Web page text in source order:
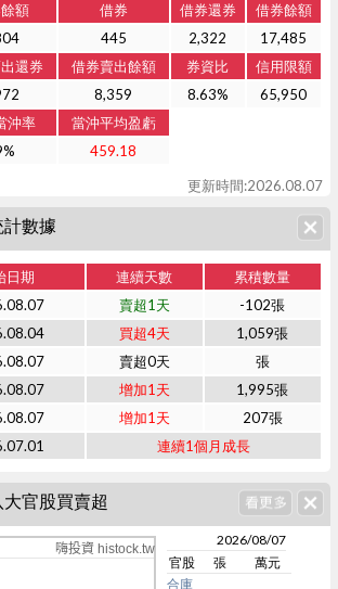
額 借券 借券還券
借券餘額
445 2,322
17,485
還券 借券賣出餘額 券資比
信用限額
8,359 8.63%
65,950
沖率
當沖平均盈虧
459.18
更新時間:2026.08.07
計數據
日期 連續天數
累積數量
賣超1天
-102張
買超4天
1,059張
賣超0天
張
增加1天
1,995張
增加1天
207張
連續1個月成長
官股買賣超
嗨投資 histock.tw
2026/08/07
官股
張
萬元
合庫